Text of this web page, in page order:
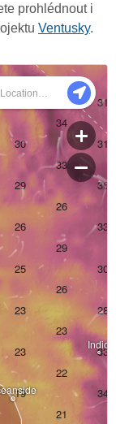
prohlédnout i
Ventusky.